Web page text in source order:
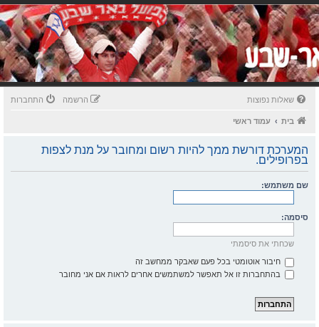
שאלות נפוצות התחברות הרשמה
בית עמוד ראשי
המערכת דורשת ממך להיות רשום ומחובר על מנת לצפות
בפרופילים.
שם משתמש:
סיסמה:
שכחתי את סיסמתי
חיבור אוטומטי בכל פעם שאבקר ממחשב זה
בהתחברות זו אל תאפשר למשתמשים אחרים לראות אם אני מחובר